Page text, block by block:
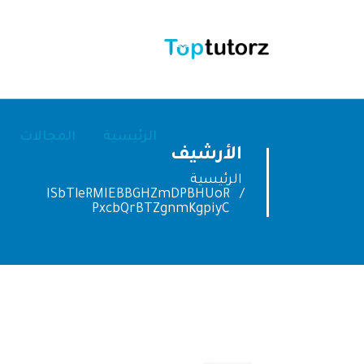
الرئيسية المجالات
الأرشيف
الرئيسية
ISbTleRMIEBBGHZmDPBHUoR
PxcbQrBTZgnmKgpiyC